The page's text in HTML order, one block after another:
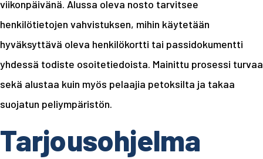
viikonpäivänä. Alussa oleva nosto tarvitsee
henkilötietojen vahvistuksen, mihin käytetään
hyväksyttävä oleva henkilökortti tai passidokumentti
yhdessä todiste osoitetiedoista. Mainittu prosessi turvaa
sekä alustaa kuin myös pelaajia petoksilta ja takaa
suojatun peliympäristön.
Tarjousohjelma